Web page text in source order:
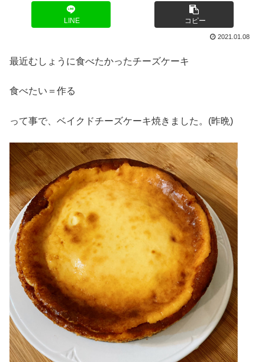
LINE コピー
2021.01.08
最近むしょうに食べたかったチーズケーキ
食べたい＝作る
って事で、ベイクドチーズケーキ焼きました。(昨晩)